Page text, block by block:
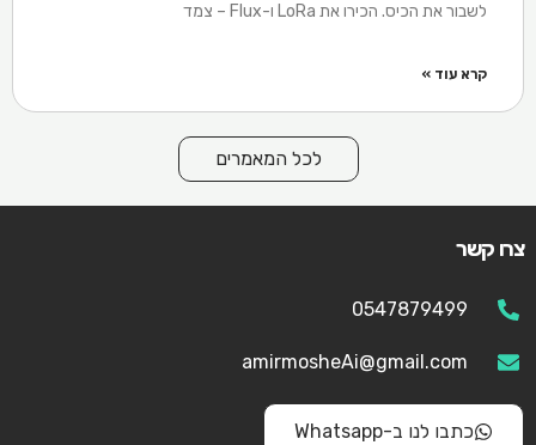
לשבור את הכיס. הכירו את LoRa ו-Flux – צמד
קרא עוד »
לכל המאמרים
צרו קשר
0547879499
amirmosheAi@gmail.com
כתבו לנו ב-Whatsapp